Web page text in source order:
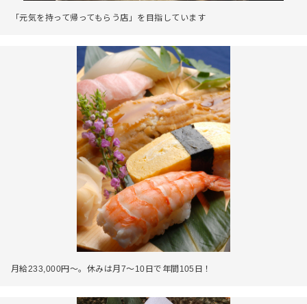
「元気を持って帰ってもらう店」を目指しています
月給233,000円～。休みは月7～10日で年間105日！